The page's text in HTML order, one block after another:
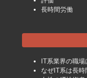
長時間労働
IT系業界の職
なぜIT系は長